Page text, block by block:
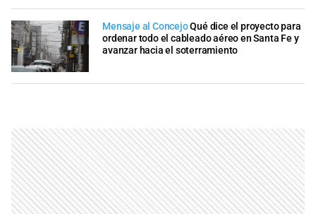
Mensaje al ConcejoQué dice el proyecto para
ordenar todo el cableado aéreo en Santa Fe y
avanzar hacia el soterramiento